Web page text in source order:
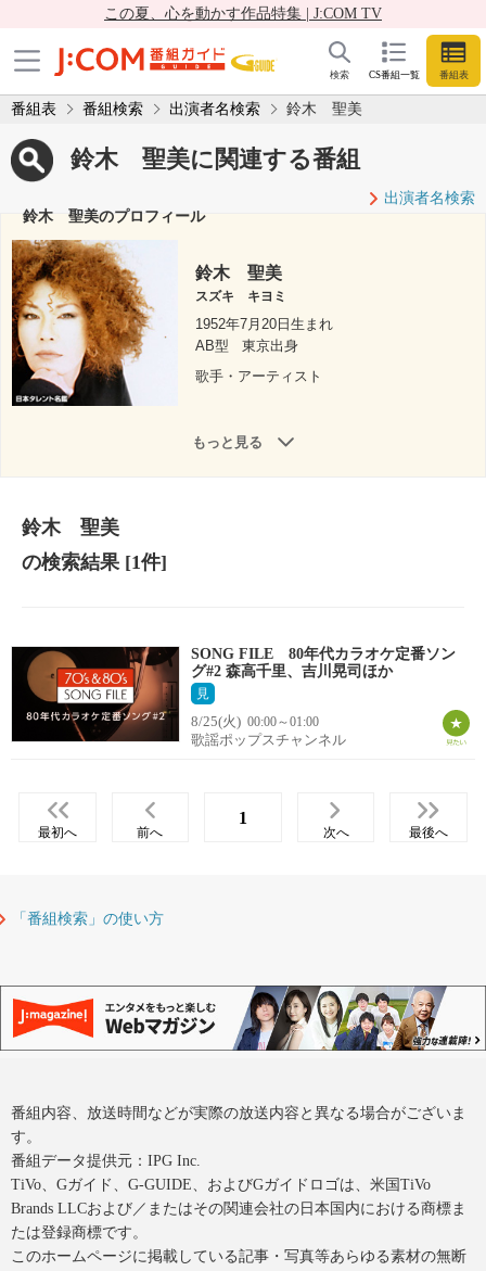
この夏、心を動かす作品特集 | J:COM TV
CS番組一覧 番組表
検索
番組表 番組検索 出演者名検索 鈴木 聖美
鈴木 聖美に関連する番組
出演者名検索
鈴木 聖美のプロフィール
鈴木 聖美
スズキ キヨミ
1952年7月20日生まれ
AB型
東京出身
歌手・アーティスト
もっと見る
鈴木 聖美
の検索結果[1件]
SONG FILE 80年代カラオケ定番ソン
グ#2 森高千里、吉川晃司ほか
見
8/25(火) 00:00～01:00
歌謡ポップスチャンネル
最初へ 前へ
1
次へ 最後へ
「番組検索」の使い方
番組内容、放送時間などが実際の放送内容と異なる場合がございま
す。
番組データ提供元：IPG Inc.
TiVo、Gガイド、G-GUIDE、およびGガイドロゴは、米国TiVo
Brands LLCおよび／またはその関連会社の日本国内における商標ま
たは登録商標です。
このホームページに掲載している記事・写真等あらゆる素材の無断